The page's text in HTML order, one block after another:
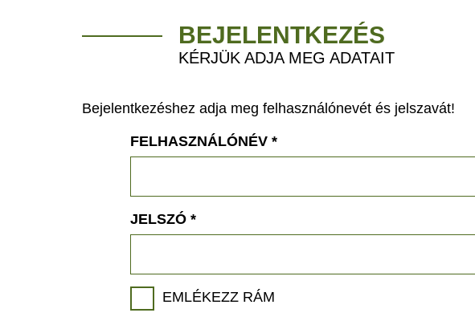
BEJELENTKEZÉS
KÉRJÜK ADJA MEG ADATAIT
Bejelentkezéshez adja meg felhasználónevét és jelszavát!
FELHASZNÁLÓNÉV *
JELSZÓ *
EMLÉKEZZ RÁM